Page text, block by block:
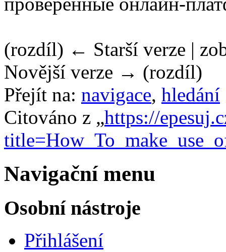
(rozdíl) ← Starší verze |
Novější verze → (rozdíl)
Přejít na: navigace, hledání
Citováno z „https://
Navigační menu
Osobní nástroje
Přihlášení